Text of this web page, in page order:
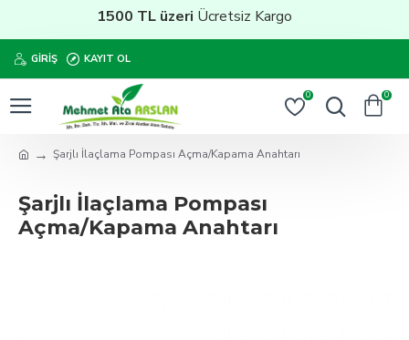
1500 TL üzeriÜcretsiz Kargo
GIRIŞ KAYIT OL
0 0
Şarjlı İlaçlama Pompası Açma/Kapama Anahtarı
Şarjlı İlaçlama Pompası
Açma/Kapama Anahtarı